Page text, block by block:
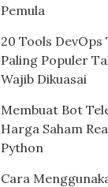
Pemula
20 Tools DevOps
Paling Populer
Wajib Dikuasai
Membuat Bot
Harga Saham
Python
Cara